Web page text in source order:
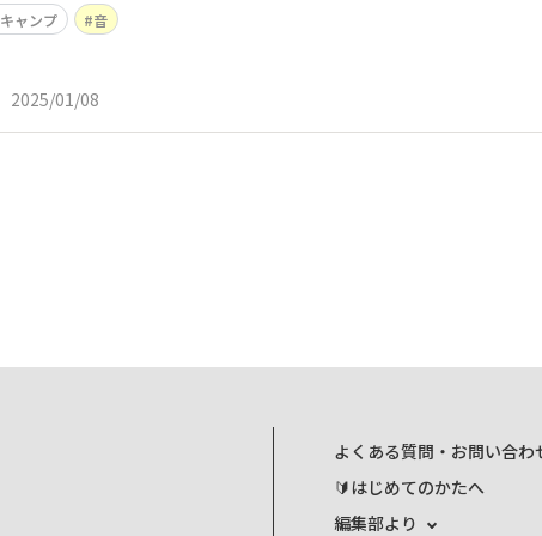
キャンプ 音
2025/01/08
よくある質問・お問い合わ
🔰はじめてのかたへ
編集部より